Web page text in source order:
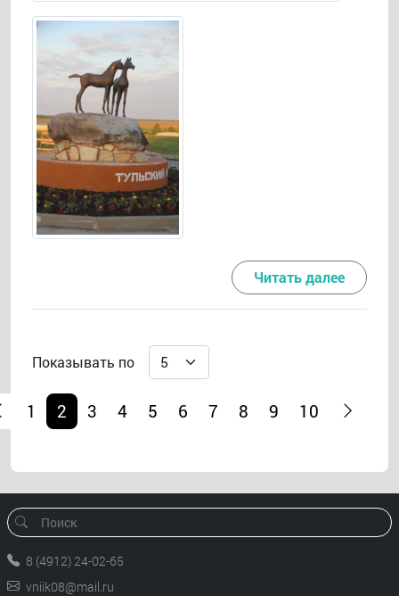
Читать далее
Показывать по
1 2 3 4 5 6 7 8 9 10
8 (4912) 24-02-65
vniik08@mail.ru